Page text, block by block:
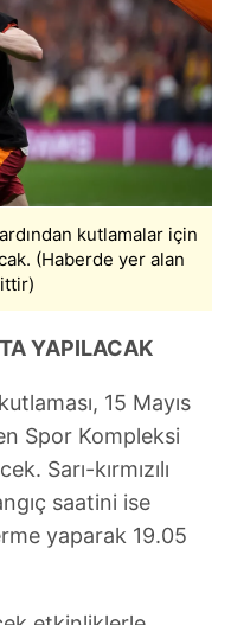
kutlamalar için
(Haberde yer alan
YAPILACAK
15 Mayıs
Spor Kompleksi
Sarı-kırmızılı
saatini ise
yaparak 19.05